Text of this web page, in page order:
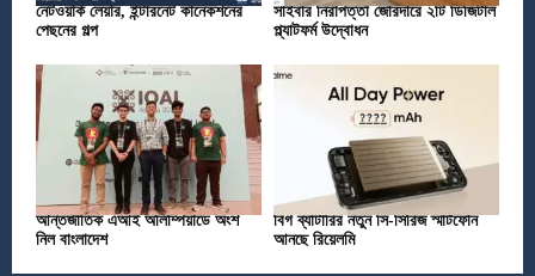
নেটওয়ার্ক লেয়ার, ইন্টারনেট কানেকশনের
পেছনের গল্প
সাইবার নিরাপত্তা জোরদারে ২টি ডিজিটাল
প্ল্যাটফর্ম উদ্বোধন
আন্তর্জাতিক এআই অলিম্পিয়াডে অংশ
নিল বাংলাদেশ
বিগ ব্যাটারির নতুন সি-সিরিজ স্মার্টফোন
আনছে রিয়েলমি